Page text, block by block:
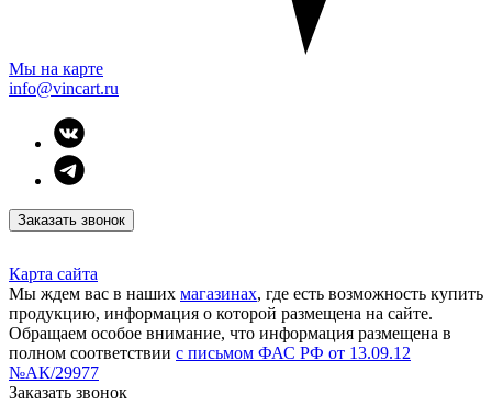
Мы на карте
info@vincart.ru
Заказать звонок
Карта сайта
Мы ждем вас в наших магазинах, где есть возможность купить
продукцию, информация о которой размещена на сайте.
Обращаем особое внимание, что информация размещена в
полном соответствии с письмом ФАС РФ от 13.09.12
№АК/29977
Заказать звонок